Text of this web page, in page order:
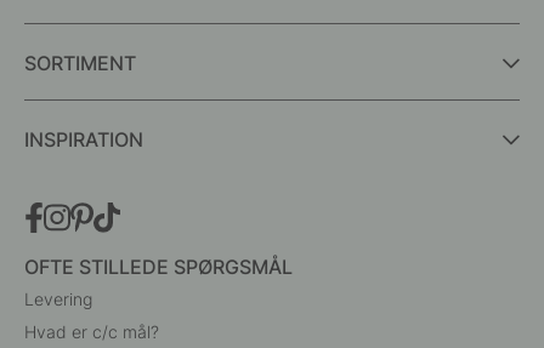
SORTIMENT
INSPIRATION
OFTE STILLEDE SPØRGSMÅL
Levering
Hvad er c/c mål?